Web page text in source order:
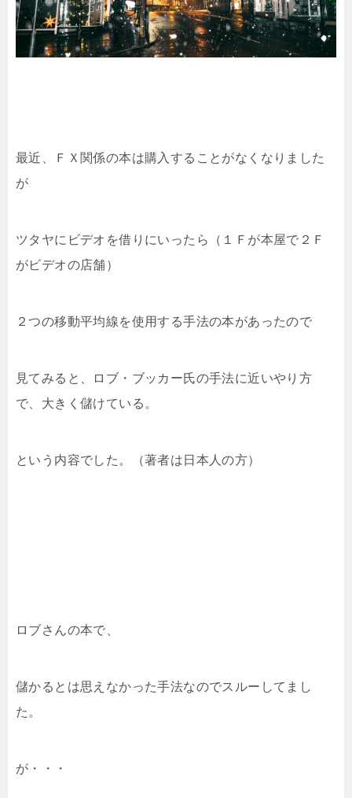
最近、ＦＸ関係の本は購入することがなくなりました
が
ツタヤにビデオを借りにいったら（１Ｆが本屋で２Ｆ
がビデオの店舗）
２つの移動平均線を使用する手法の本があったので
見てみると、ロブ・ブッカー氏の手法に近いやり方
で、大きく儲けている。
という内容でした。（著者は日本人の方）
ロブさんの本で、
儲かるとは思えなかった手法なのでスルーしてまし
た。
が・・・